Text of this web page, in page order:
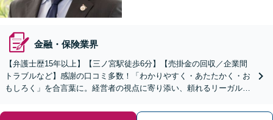
金融・保険業界
【弁護士歴15年以上】【三ノ宮駅徒歩6分】【売掛金の回収／企業間
トラブルなど】感謝の口コミ多数！「わかりやすく・あたたかく・お
もしろく」を合言葉に。経営者の視点に寄り添い、頼れるリーガルパ